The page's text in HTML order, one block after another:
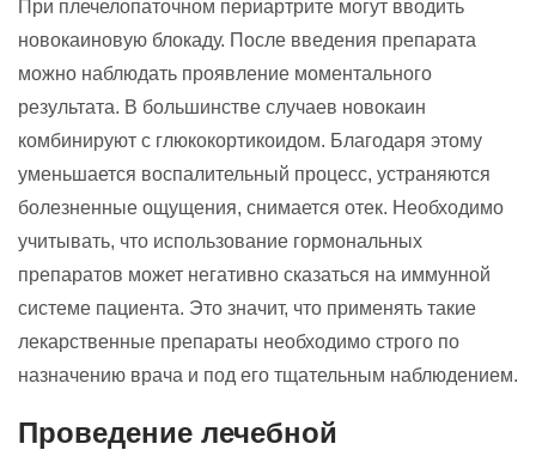
При плечелопаточном периартрите могут вводить
новокаиновую блокаду. После введения препарата
можно наблюдать проявление моментального
результата. В большинстве случаев новокаин
комбинируют с глюкокортикоидом. Благодаря этому
уменьшается воспалительный процесс, устраняются
болезненные ощущения, снимается отек. Необходимо
учитывать, что использование гормональных
препаратов может негативно сказаться на иммунной
системе пациента. Это значит, что применять такие
лекарственные препараты необходимо строго по
назначению врача и под его тщательным наблюдением.
Проведение лечебной